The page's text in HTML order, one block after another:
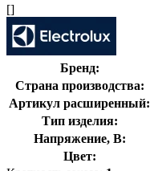
[]
Бренд:
Страна производства:
Артикул расширенный:
Тип изделия:
Напряжение, В:
Цвет: